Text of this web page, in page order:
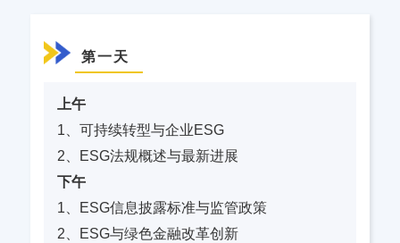
第一天
上午
1、可持续转型与企业ESG
2、ESG法规概述与最新进展
下午
1、ESG信息披露标准与监管政策
2、ESG与绿色金融改革创新